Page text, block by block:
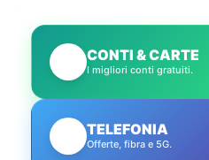
CONTI & CARTE
I migliori conti gratuiti.
TELEFONIA
Offerte, fibra e 5G.